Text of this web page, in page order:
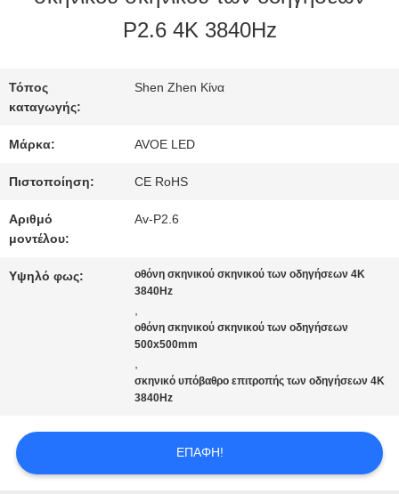
ΕΠΙΚΟΙΝΩΝΉΣΤΕ
ΜΑΖΊ
ΥΠΟΘΈΣΕΙΣ
P2.6 4K 3840Hz
Τόπος
καταγωγής:
Shen Zhen Κίνα
Μάρκα: AVOE LED
Πιστοποίηση: CE RoHS
Αριθμό
μοντέλου:
Av-P2.6
Υψηλό φως:
οθόνη σκηνικού σκηνικού των οδηγήσεων 4K
3840Hz
,
οθόνη σκηνικού σκηνικού των οδηγήσεων
500x500mm
,
σκηνικό υπόβαθρο επιτροπής των οδηγήσεων 4K
3840Hz
ΕΠΑΦΉ!